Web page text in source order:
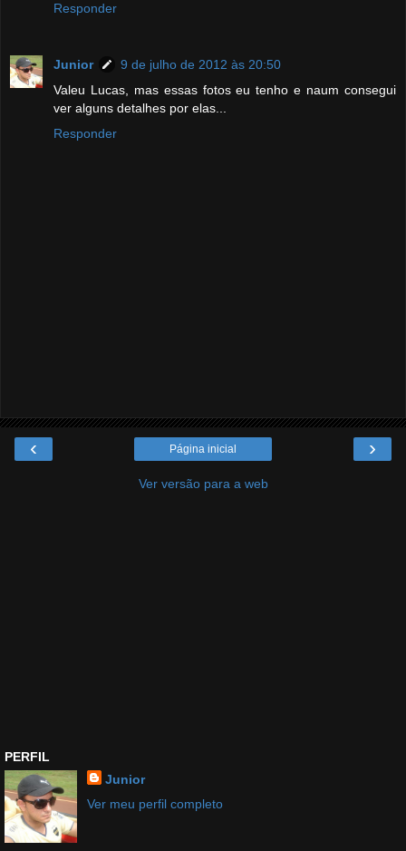
Responder
Junior
9 de julho de 2012 às 20:50
Valeu Lucas, mas essas fotos eu tenho e naum consegui
ver alguns detalhes por elas...
Responder
‹ ›
Página inicial
Ver versão para a web
PERFIL
Junior
Ver meu perfil completo